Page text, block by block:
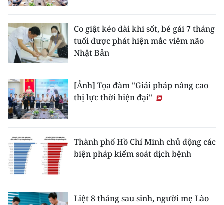
Co giật kéo dài khi sốt, bé gái 7 tháng
tuổi được phát hiện mắc viêm não
Nhật Bản
[Ảnh] Tọa đàm "Giải pháp nâng cao
thị lực thời hiện đại"
Thành phố Hồ Chí Minh chủ động các
biện pháp kiểm soát dịch bệnh
Liệt 8 tháng sau sinh, người mẹ Lào